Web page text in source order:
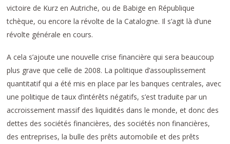
victoire de Kurz en Autriche, ou de Babige en République
tchèque, ou encore la révolte de la Catalogne. Il s’agit là d’une
révolte générale en cours.
A cela s’ajoute une nouvelle crise financière qui sera beaucoup
plus grave que celle de 2008. La politique d’assouplissement
quantitatif qui a été mis en place par les banques centrales, avec
une politique de taux d’intérêts négatifs, s’est traduite par un
accroissement massif des liquidités dans le monde, et donc des
dettes des sociétés financières, des sociétés non financières,
des entreprises, la bulle des prêts automobile et des prêts